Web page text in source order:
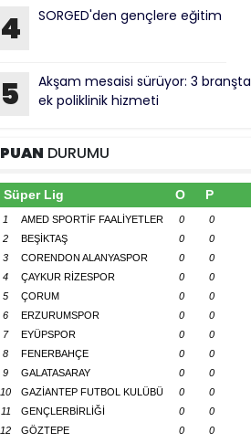
4 SORGED'den gençlere eğitim
5
Akşam mesaisi sürüyor: 3 branşta
ek poliklinik hizmeti
PUAN DURUMU
Süper Lig O P
1 AMED SPORTİF FAALİYETLER 0
0
2
BEŞİKTAŞ 0
0
3
CORENDON ALANYASPOR 0
0
4
ÇAYKUR RİZESPOR 0
0
5
ÇORUM 0
0
6
ERZURUMSPOR 0
0
7
EYÜPSPOR 0
0
8
FENERBAHÇE 0
0
9
GALATASARAY 0
0
10
GAZİANTEP FUTBOL KULÜBÜ 0
0
11
GENÇLERBİRLİĞİ 0
0
12
GÖZTEPE 0
0